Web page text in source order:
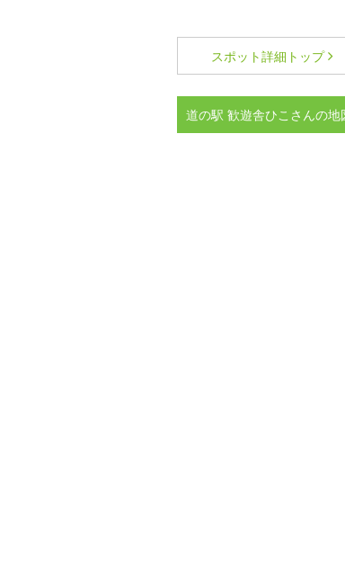
スポット詳細 トップ
道の駅 歓遊舎ひこさんの地